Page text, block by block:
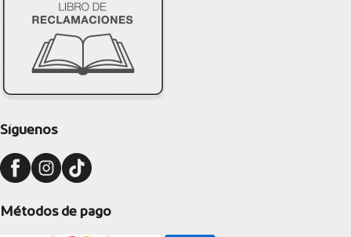
Síguenos
Métodos de pago